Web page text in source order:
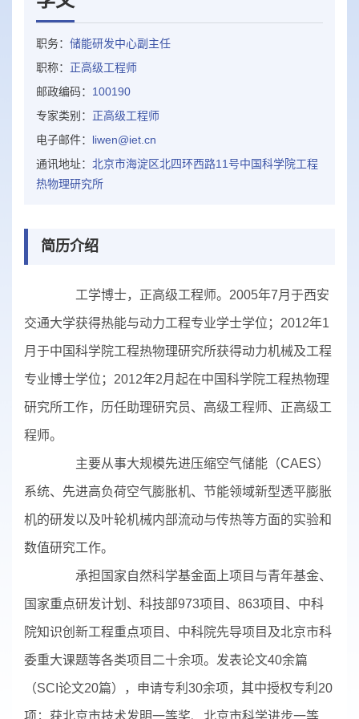
职务： 储能研发中心副主任
职称： 正高级工程师
邮政编码： 100190
专家类别： 正高级工程师
电子邮件： liwen@iet.cn
通讯地址： 北京市海淀区北四环西路11号中国科学院工程
热物理研究所
简历介绍
工学博士，正高级工程师。2005年7月于西安
交通大学获得热能与动力工程专业学士学位；2012年1
月于中国科学院工程热物理研究所获得动力机械及工程
专业博士学位；2012年2月起在中国科学院工程热物理
研究所工作，历任助理研究员、高级工程师、正高级工
程师。
主要从事大规模先进压缩空气储能（CAES）
系统、先进高负荷空气膨胀机、节能领域新型透平膨胀
机的研发以及叶轮机械内部流动与传热等方面的实验和
数值研究工作。
承担国家自然科学基金面上项目与青年基金、
国家重点研发计划、科技部973项目、863项目、中科
院知识创新工程重点项目、中科院先导项目及北京市科
委重大课题等各类项目二十余项。发表论文40余篇
（SCI论文20篇），申请专利30余项，其中授权专利20
项；获北京市技术发明一等奖、北京市科学进步一等